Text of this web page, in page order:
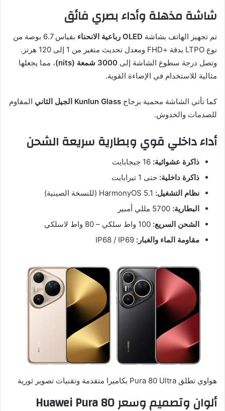
شاشة مذهلة وأداء بصري فائق
تم تجهيز الهاتف بشاشة OLED رباعية الانحناء
بقياس 6.7 بوصة من
نوع LTPO بدقة +FHD ومعدل تحديث متغير من 1 إلى 120 هرتز.
وتصل درجة سطوع الشاشة إلى 3000 شمعة (nits)
، مما يجعلها
مثالية للاستخدام في الإضاءة القوية.
كما تأتي الشاشة محمية بزجاج Kunlun Glass الجيل الثاني
المقاوم
للصدمات والخدوش.
أداء داخلي قوي وبطارية سريعة الشحن
ذاكرة عشوائية:
ذاكرة داخلية: حتى 1 تيرابايت
نظام التشغيل:
البطارية:
الشحن السريع:
مقاومة الماء والغبار:
هواوي تطلق Pura 80 Ultra بكاميرا متقدمة وتقنيات تصوير ثورية
ألوان وتصميم وسعر Huawei Pura 80